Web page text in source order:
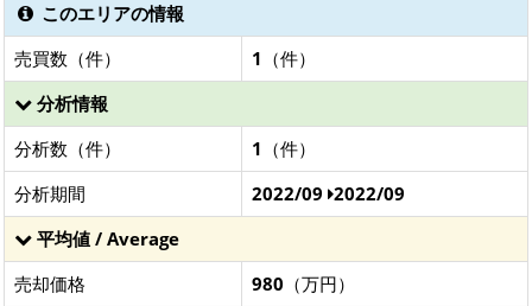
このエリアの情報
売買数（件）
1 （件）
分析情報
分析数（件）
1 （件）
分析期間
2022/09 2022/09
平均値 / Average
売却価格
980 （万円）